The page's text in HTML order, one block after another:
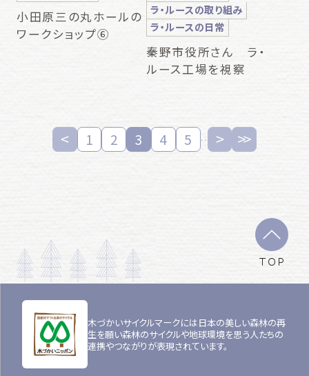
小田原三の丸ホールの
ワークショップ⑥
ラ・ルースの取り組み
ラ・ルースの日常
秦野市役所さん ラ・
ルース工場を視察
1 2 3 4 5
TOP
木づかいサイクルマークには日本の美しい森林の再
生を願い森林のサイクルや地球環境を思う人たちの
連携やつながりが表現されています。